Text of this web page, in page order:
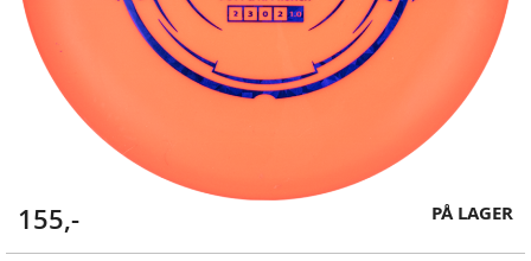
Skip
to
155,- PÅ LAGER